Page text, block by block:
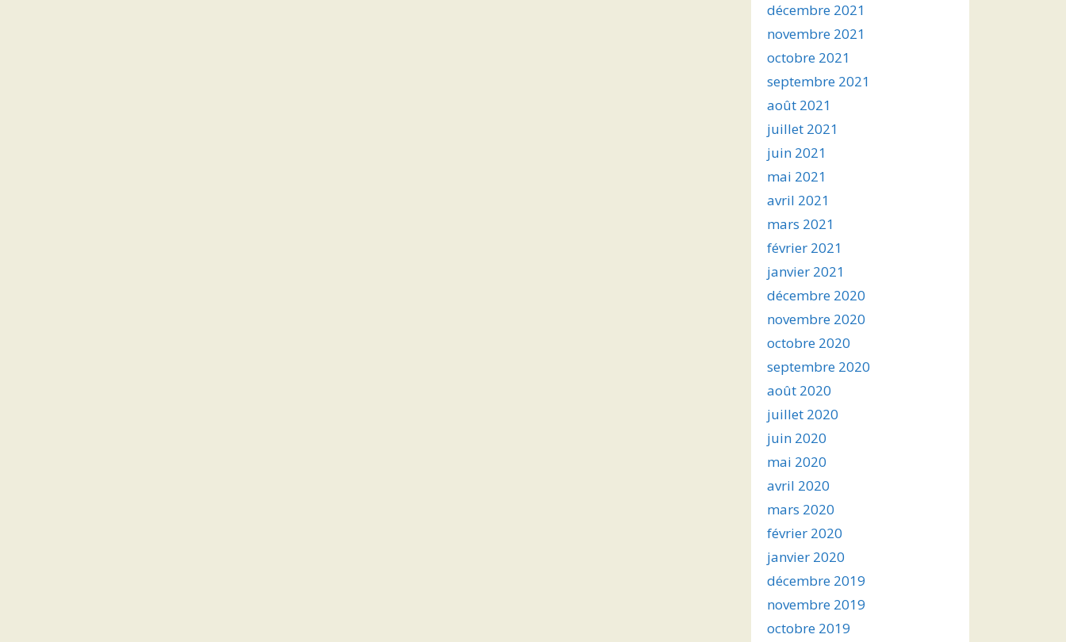
décembre 2021
novembre 2021
octobre 2021
septembre 2021
août 2021
juillet 2021
juin 2021
mai 2021
avril 2021
mars 2021
février 2021
janvier 2021
décembre 2020
novembre 2020
octobre 2020
septembre 2020
août 2020
juillet 2020
juin 2020
mai 2020
avril 2020
mars 2020
février 2020
janvier 2020
décembre 2019
novembre 2019
octobre 2019